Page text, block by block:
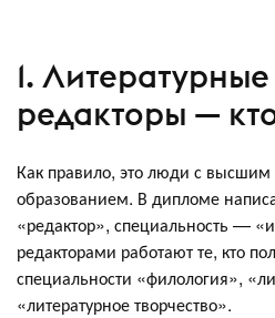
1. Литературные
редакторы —
Как правило, это люди с
образованием. В дипломе
«редактор», специальность —
редакторами работают те, кто
специальности «филология»,
«литературное творчество».